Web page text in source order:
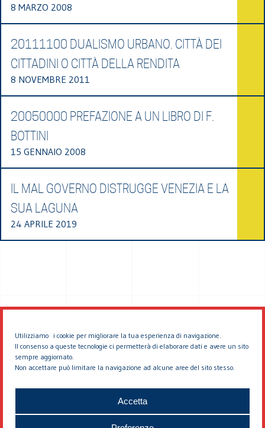
Utilizziamo i cookie per migliorare la tua esperienza di navigazione.
Il consenso a queste tecnologie ci permetterà di elaborare dati e avere un sito
sempre aggiornato.
Non accettare può limitare la navigazione ad alcune aree del sito stesso.
Accetta
8 MARZO 2008
20111100 DUALISMO URBANO. CITTÀ DEI
CITTADINI O CITTÀ DELLA RENDITA
8 NOVEMBRE 2011
20050000 PREFAZIONE A UN LIBRO DI F.
BOTTINI
15 GENNAIO 2008
IL MAL GOVERNO DISTRUGGE VENEZIA E LA
SUA LAGUNA
24 APRILE 2019
© 2026 EDDYBURG